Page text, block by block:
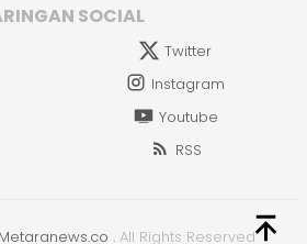
SOCIAL
Twitter
Instagram
Youtube
RSS
Metaranews.co . All Rights Reserved